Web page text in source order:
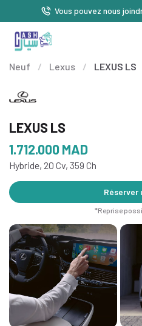
Vous pouvez nous
Neuf / Lexus / LEXUS LS
LEXUS LS
1.712.000MAD
Hybride, 20 Cv, 359 Ch
Réserver
*Reprise